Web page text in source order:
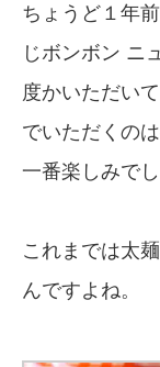
ちょうど１年
じボンボン ニ
度かいただい
でいただくの
一番楽しみでし
これまでは太
んですよね。